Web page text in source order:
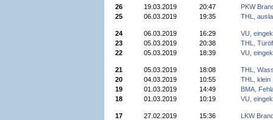
26 19.03.2019 20:47
PKW
25
06.03.2019 19:35 THL,
24 06.03.2019 16:29
VU,
23
05.03.2019 20:38
THL,
22
05.03.2019 18:39 VU,
21 05.03.2019 18:08
THL,
20
04.03.2019 10:55
THL, klein
19
01.03.2019 14:49
BMA,
18
01.03.2019 10:19 VU,
17 27.02.2019 15:36
LKW